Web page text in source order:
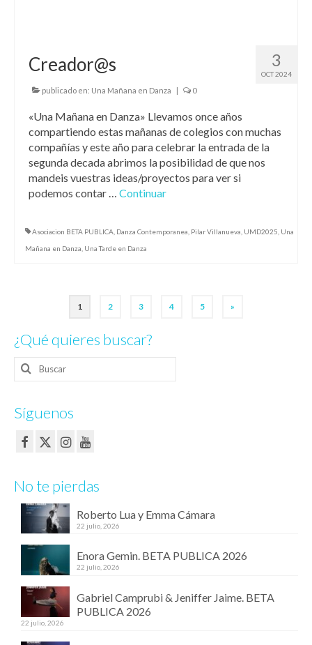
3
OCT 2024
Creador@s
publicado en: Una Mañana en Danza | 0
«Una Mañana en Danza» Llevamos once años
compartiendo estas mañanas de colegios con muchas
compañías y este año para celebrar la entrada de la
segunda decada abrimos la posibilidad de que nos
mandeis vuestras ideas/proyectos para ver si
podemos contar … Continuar
Asociacion BETA PUBLICA Danza Contemporanea Pilar Villanueva UMD2025 Una
Mañana en Danza Una Tarde en Danza
Paginación
entradas
1 2 3 4 5 »
¿Qué quieres buscar?
Buscar
por:
Síguenos
No te pierdas
Roberto Lua y Emma Cámara
22 julio, 2026
Enora Gemin. BETA PUBLICA 2026
22 julio, 2026
Gabriel Camprubi & Jeniffer Jaime. BETA
PUBLICA 2026
22 julio, 2026